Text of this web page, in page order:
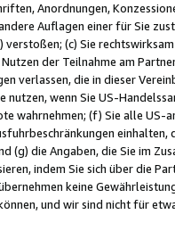
Anordnungen,
Auflagen einer für Sie
(c) Sie
der Teilnahme am
verlassen, die in dieser
nutzen, wenn Sie US-
wahrnehmen; (f) Sie alle
(g) die Angaben, die Sie im
indem Sie sich über die
keine
und wir sind nicht für